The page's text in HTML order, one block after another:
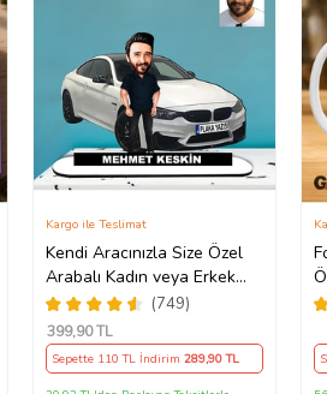
Kendi Aracınızla Size Özel
Arabalı Kadın veya Erkek
Tasarımlı Karikatür Biblo ,
Babalar Günü Hediyesi,
Erkeğe Hediye, Rent A Car
Hediyesi
(749)
Kargo ile Teslimat
399,90 TL
Sepette 110 TL İndirim 289,90 TL